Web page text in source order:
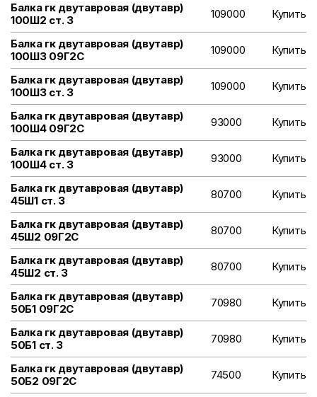
Балка гк двутавровая (двутавр)
100Ш2 ст. 3
109000 Купить
Балка гк двутавровая (двутавр)
100Ш3 09Г2С
109000 Купить
Балка гк двутавровая (двутавр)
100Ш3 ст. 3
109000 Купить
Балка гк двутавровая (двутавр)
100Ш4 09Г2С
93000 Купить
Балка гк двутавровая (двутавр)
100Ш4 ст. 3
93000 Купить
Балка гк двутавровая (двутавр)
45Ш1 ст. 3
80700 Купить
Балка гк двутавровая (двутавр)
45Ш2 09Г2С
80700 Купить
Балка гк двутавровая (двутавр)
45Ш2 ст. 3
80700 Купить
Балка гк двутавровая (двутавр)
50Б1 09Г2С
70980 Купить
Балка гк двутавровая (двутавр)
50Б1 ст. 3
70980 Купить
Балка гк двутавровая (двутавр)
50Б2 09Г2С
74500 Купить